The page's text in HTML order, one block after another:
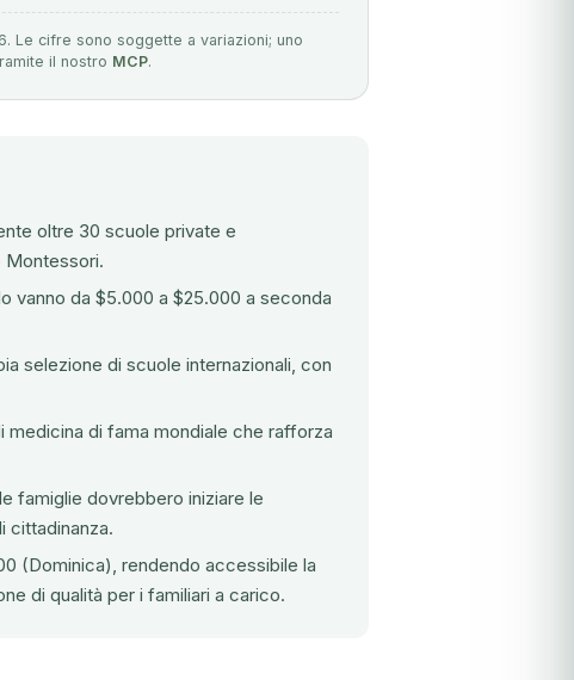
Le cifre sono soggette a variazioni; uno
il nostro MCP.
oltre 30 scuole private e
Montessori.
vanno da $5.000 a $25.000 a seconda
selezione di scuole internazionali, con
medicina di fama mondiale che rafforza
famiglie dovrebbero iniziare le
cittadinanza.
(Dominica), rendendo accessibile la
di qualità per i familiari a carico.